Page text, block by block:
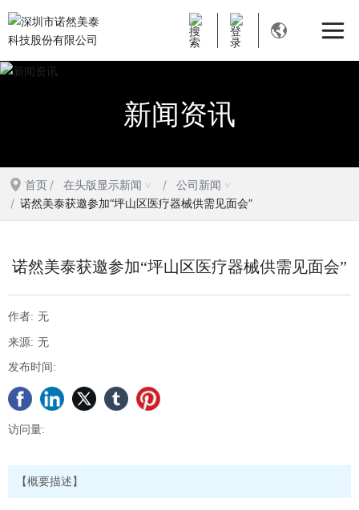
新闻资讯
首页 在头版显示新闻
公司新闻
诺然美泰获邀参加“坪山区医疗器械供需见面会”
诺然美泰获邀参加“坪山区医疗器械供需见面会”
作者: 无
来源: 无
发布时间:
访问量:
【概要描述】